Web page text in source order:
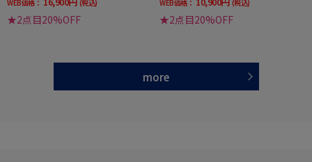
WEB価格： (税込)
★2点目20%OFF
WEB価格： (税込)
★2点目20%OFF
more